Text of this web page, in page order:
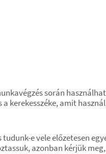
során
kerekesszéke, amit
e vele előzetesen
azonban kérjük